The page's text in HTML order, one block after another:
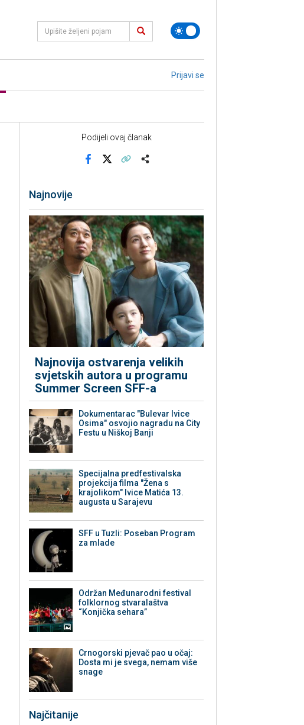
Prijavi se
Podijeli ovaj članak
Najnovije
Najnovija ostvarenja velikih
svjetskih autora u programu
Summer Screen SFF-a
Dokumentarac "Bulevar Ivice
Osima" osvojio nagradu na City
Festu u Niškoj Banji
Specijalna predfestivalska
projekcija filma "Žena s
krajolikom" Ivice Matića 13.
augusta u Sarajevu
SFF u Tuzli: Poseban Program
za mlade
Održan Međunarodni festival
folklornog stvaralaštva
“Konjička sehara”
Crnogorski pjevač pao u očaj:
Dosta mi je svega, nemam više
snage
Najčitanije